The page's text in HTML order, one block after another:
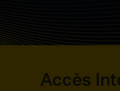
Accès